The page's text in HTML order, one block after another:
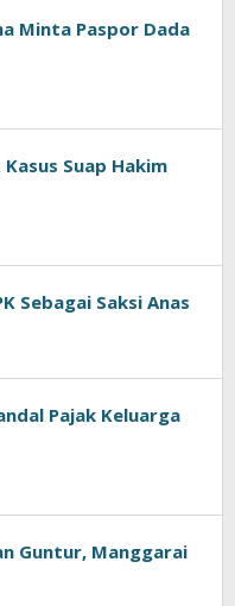
Minta Paspor Dada
Suap Hakim
Sebagai Saksi Anas
Pajak Keluarga
Guntur, Manggarai